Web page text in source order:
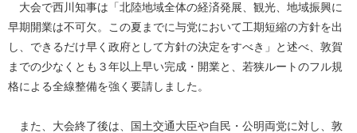
大会で西川知事は「北陸地域全体の経済発展、観光、地域振興に
早期開業は不可欠。この夏までに与党において工期短縮の方針を出
し、できるだけ早く政府として方針の決定をすべき」と述べ、敦賀
までの少なくとも３年以上早い完成・開業と、若狭ルートのフル規
格による全線整備を強く要請しました。
また、大会終了後は、国土交通大臣や自民・公明両党に対し、敦